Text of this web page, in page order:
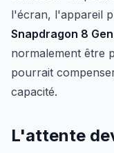
l'écran, l'appareil
Snapdragon 8
normalement être
pourrait
capacité.
L'attente